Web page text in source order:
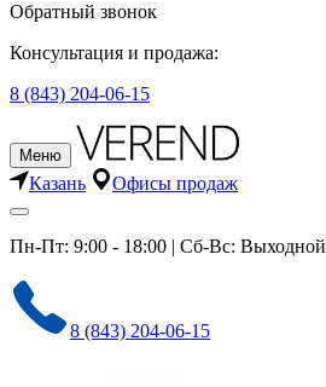
Обратный звонок
Консультация и продажа:
8 (843) 204-06-15
Меню
Казань Офисы продаж
Пн-Пт: 9:00 - 18:00 | Сб-Вс: Выходной
8 (843) 204-06-15